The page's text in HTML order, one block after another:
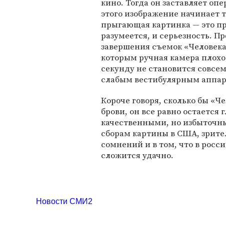
кино. Тогда он заставляет
этого изображение начинает
прыгающая картинка — это
разумеется, и серьезность.
завершения съемок
которым ручная камера
секунду не становится
слабым вестибулярным
Короче говоря, сколько бы
брови, он все равно
качественными, но
сборам картины в США,
сомнений и в том, что в
сложится удачно.
Новости СМИ2